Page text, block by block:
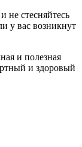
не стесняйтесь
у вас возникнут
и полезная
и здоровый